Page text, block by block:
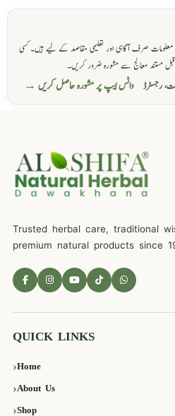
صرف آگاہی اور تعلیمی مقاصد کے لیے ہیں۔ کسی
قبل مستند معالج سے مشورہ ضرور کریں۔
رجسٹرڈ
واٹس ایپ پر مشورہ حاصل کریں →
Trusted herbal care, traditional
premium natural products since
QUICK LINKS
Home
About Us
Shop